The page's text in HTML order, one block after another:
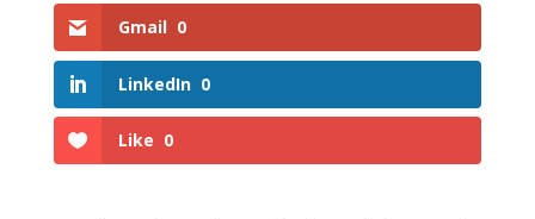
Gmail 0
LinkedIn 0
Like 0